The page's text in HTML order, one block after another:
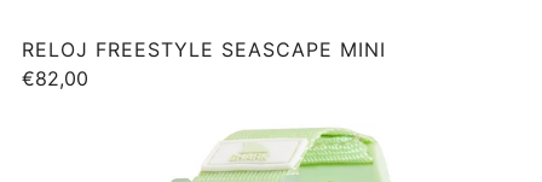
RELOJ FREESTYLE SEASCAPE MINI
€82,00